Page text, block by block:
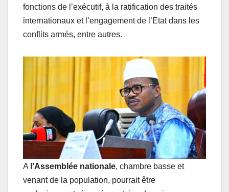
fonctions de l’exécutif, à la ratification des traités
internationaux et l’engagement de l’Etat dans les
conflits armés, entre autres.
A l’Assemblée nationale, chambre basse et
venant de la population, pourrait être